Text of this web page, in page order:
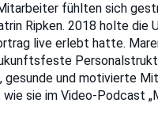
fühlten sich
Ripken. 2018 holte die
live erlebt hatte.
gesunde und motivierte
sie im Video-Podcast